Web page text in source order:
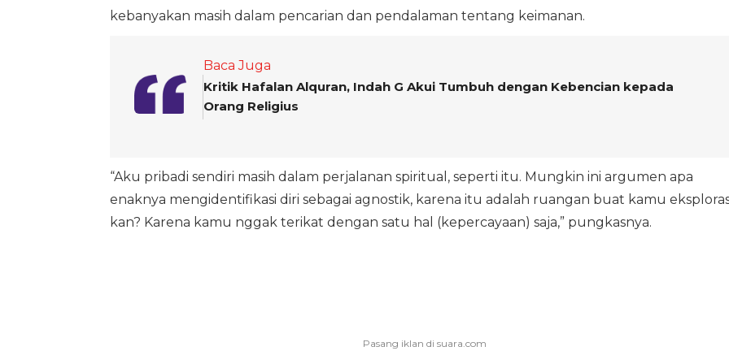
kebanyakan masih dalam pencarian dan pendalaman tentang keimanan.
Baca Juga
Kritik Hafalan Alquran, Indah G Akui Tumbuh dengan Kebencian kepada
Orang Religius
“Aku pribadi sendiri masih dalam perjalanan spiritual, seperti itu. Mungkin ini argumen apa
enaknya mengidentifikasi diri sebagai agnostik, karena itu adalah ruangan buat kamu
kan? Karena kamu nggak terikat dengan satu hal (kepercayaan) saja,” pungkasnya.